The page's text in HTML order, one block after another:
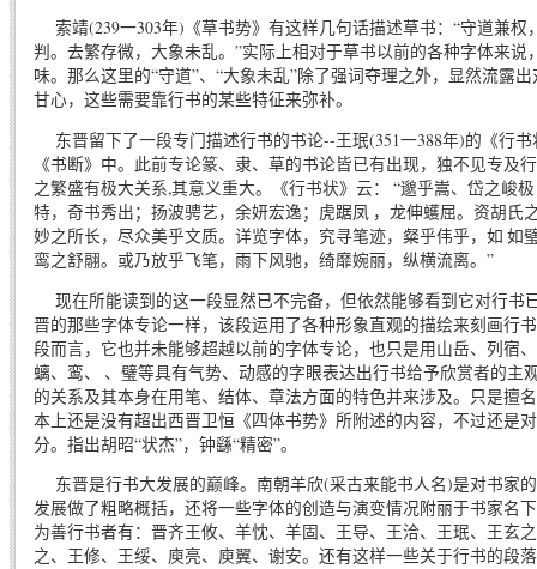
索靖(239一303年)《草书势》有这样几句话描述草书：“守道兼权
判。去繁存微，大象未乱。”实际上相对于草书以前的各种字体来说
味。那么这里的“守道”、“大象未乱”除了强词夺理之外，显然流露
甘心，这些需要靠行书的某些特征来弥补。
东晋留下了一段专门描述行书的书论--王珉(351一388年)的《行
《书断》中。此前专论篆、隶、草的书论皆已有出现，独不见专及
之繁盛有极大关系,其意义重大。《行书状》云： “邈乎嵩、岱之峻
特，奇书秀出；扬波骋艺，余妍宏逸；虎踞凤 ，龙伸蠖屈。资胡氏
妙之所长，尽众美乎文质。详览字体，究寻笔迹，粲乎伟乎，如 如
鸾之舒翮。或乃放乎飞笔，雨下风驰，绮靡婉丽，纵横流离。”
现在所能读到的这一段显然已不完备，但依然能够看到它对行书
晋的那些字体专论一样，该段运用了各种形象直观的描绘来刻画行
段而言，它也并未能够超越以前的字体专论，也只是用山岳、列宿
螭、鸾、 、璧等具有气势、动感的字眼表达出行书给予欣赏者的主
的关系及其本身在用笔、结体、章法方面的特色并来涉及。只是擅
本上还是没有超出西晋卫恒《四体书势》所附述的内容，不过还是
分。指出胡昭“状杰”，钟繇“精密”。
东晋是行书大发展的巅峰。南朝羊欣(采古来能书人名)是对书家
发展做了粗略概括，还将一些字体的创造与演变情况附丽于书家名
为善行书者有：晋齐王攸、羊忱、羊固、王导、王洽、王珉、王玄
之、王修、王绥、庾亮、庾翼、谢安。还有这样一些关于行书的段